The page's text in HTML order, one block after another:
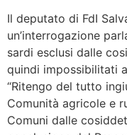
Il deputato di FdI
un’interrogazione
sardi esclusi dalle
quindi impossibilitati
“Ritengo del tutto
Comunità agricole e
Comuni dalle